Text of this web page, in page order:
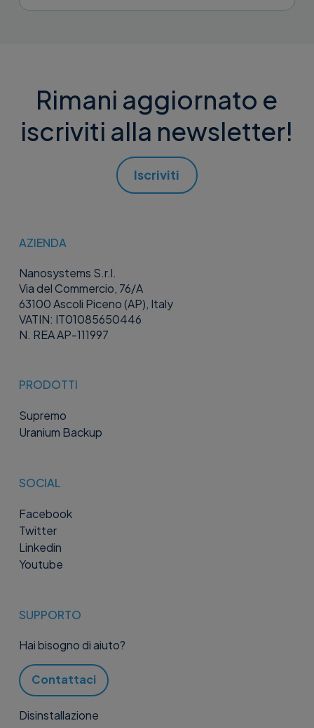
Rimani aggiornato e
iscriviti alla newsletter!
Iscriviti
AZIENDA
Nanosystems S.r.l.
Via del Commercio, 76/A
63100 Ascoli Piceno (AP), Italy
VATIN: IT01085650446
N. REA AP-111997
PRODOTTI
Supremo
Uranium Backup
SOCIAL
Facebook
Twitter
Linkedin
Youtube
SUPPORTO
Hai bisogno di aiuto?
Contattaci
Disinstallazione